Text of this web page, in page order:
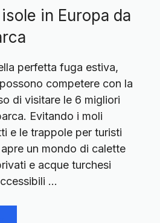
in Europa da
perfetta fuga estiva,
competere con la
di visitare le 6 migliori
Evitando i moli
e le trappole per turisti
un mondo di calette
e acque turchesi
…